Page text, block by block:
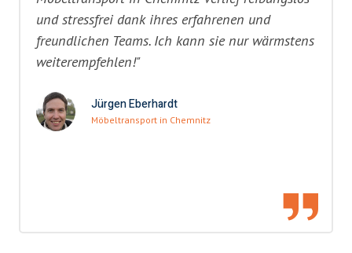
und stressfrei dank ihres erfahrenen und
freundlichen Teams. Ich kann sie nur wärmstens
weiterempfehlen!"
Jürgen Eberhardt
Möbeltransport in Chemnitz